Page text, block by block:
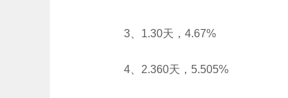
3、1.30天，4.67%
4、2.360天，5.505%